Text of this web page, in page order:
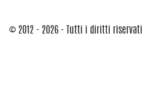
© 2012 - 2026 - Tutti i diritti riservati |